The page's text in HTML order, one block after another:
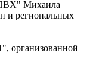
ПВХ" Михаила
и региональных
организованной